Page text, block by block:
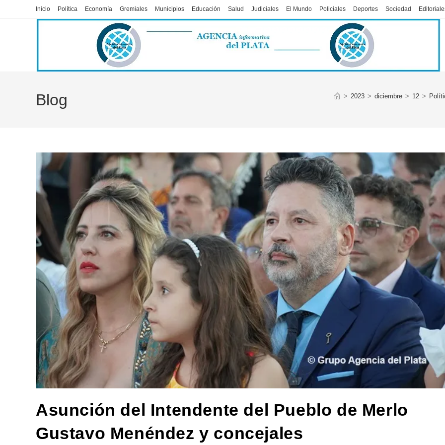
Inicio Política Economía Gremiales Municipios Educación Salud Judiciales El Mundo Policiales Deportes Sociedad
Blog > 2023 > diciembre > 12 >
Asunción del Intendente del Pueblo de Merlo
Gustavo Menéndez y concejales